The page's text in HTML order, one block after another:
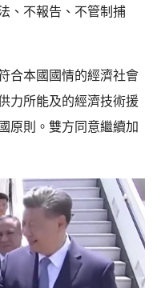
、不報告、不管制捕
合本國國情的經濟社會
力所能及的經濟技術援
原則。雙方同意繼續加